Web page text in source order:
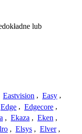
lub
Eastvision , Easy ,
Edge , Edgecore ,
, Ekaza , Eken ,
, Elsys , Elver ,